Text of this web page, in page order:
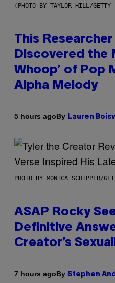
(PHOTO BY TAYLOR HILL/GETTY
This
Discovered the
Whoop’ of Pop
Alpha Melody
5 hours agoBy Lauren
PHOTO BY MONICA SCHIPPER/
ASAP Rocky
Definitive
Creator’s
7 hours agoBy Stephen